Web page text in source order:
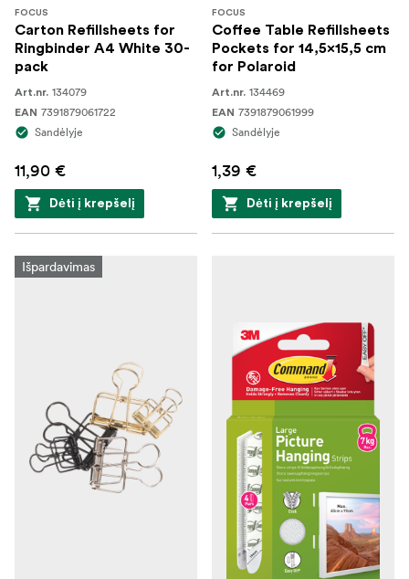
FOCUS
Carton Refillsheets for
Ringbinder A4 White 30-
pack
Art.nr. 134079
EAN 7391879061722
Sandėlyje
11,90 €
Dėti į krepšelį
FOCUS
Coffee Table Refillsheets
Pockets for 14,5x15,5 cm
for Polaroid
Art.nr. 134469
EAN 7391879061999
Sandėlyje
1,39 €
Dėti į krepšelį
Išpardavimas